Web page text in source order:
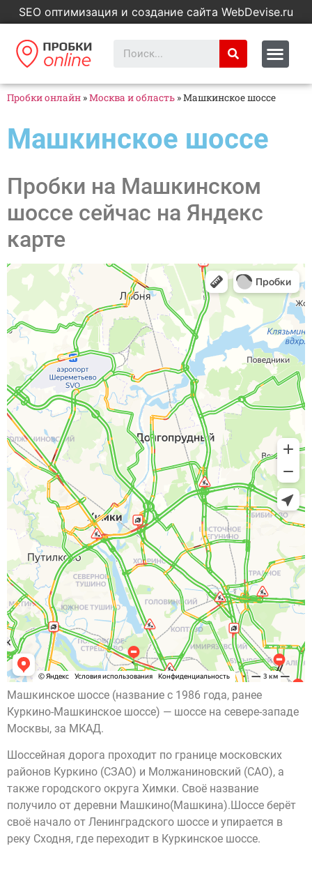
SEO оптимизация и создание сайта WebDevise.ru
Пробки онлайн »Москва и область »Машкинское шоссе
Машкинское шоссе
Пробки на Машкинском
шоссе сейчас на Яндекс
карте
Машкинское шоссе (название с 1986 года, ранее
Куркино-Машкинское шоссе) — шоссе на севере-западе
Москвы, за МКАД.
Шоссейная дорога проходит по границе московских
районов Куркино (СЗАО) и Молжаниновский (САО), а
также городского округа Химки. Своё название
получило от деревни Машкино(Машкина).Шоссе берёт
своё начало от Ленинградского шоссе и упирается в
реку Сходня, где переходит в Куркинское шоссе.